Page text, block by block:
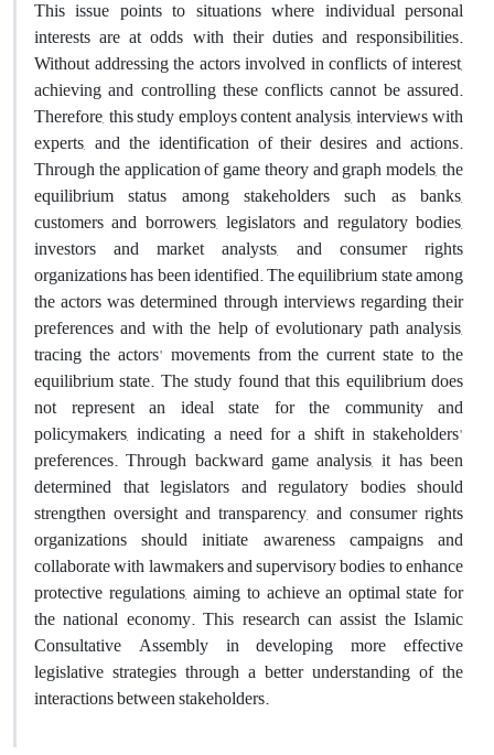
This issue points to situations where individual personal
interests are at odds with their duties and responsibilities.
Without addressing the actors involved in conflicts of interest,
achieving and controlling these conflicts cannot be assured.
Therefore, this study employs content analysis, interviews with
experts, and the identification of their desires and actions.
Through the application of game theory and graph models, the
equilibrium status among stakeholders such as banks,
customers and borrowers, legislators and regulatory bodies,
investors and market analysts, and consumer rights
organizations has been identified. The equilibrium state among
the actors was determined through interviews regarding their
preferences and with the help of evolutionary path analysis,
tracing the actors' movements from the current state to the
equilibrium state. The study found that this equilibrium does
not represent an ideal state for the community and
policymakers, indicating a need for a shift in stakeholders'
preferences. Through backward game analysis, it has been
determined that legislators and regulatory bodies should
strengthen oversight and transparency, and consumer rights
organizations should initiate awareness campaigns and
collaborate with lawmakers and supervisory bodies to enhance
protective regulations, aiming to achieve an optimal state for
the national economy. This research can assist the Islamic
Consultative Assembly in developing more effective
legislative strategies through a better understanding of the
interactions between stakeholders.